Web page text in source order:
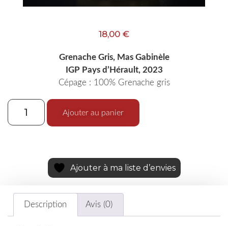
18,00 €
Grenache Gris, Mas Gabinèle
IGP Pays d’Hérault, 2023
Cépage : 100% Grenache gris
Ajouter au panier
Ajouter à ma liste d’envies
Description Avis (0)